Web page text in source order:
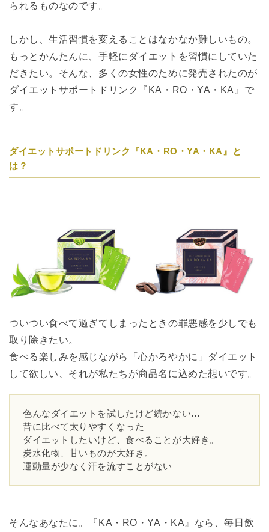
られるものなのです。
しかし、生活習慣を変えることはなかなか難しいもの。
もっとかんたんに、手軽にダイエットを習慣にしていた
だきたい。そんな、多くの女性のために発売されたのが
ダイエットサポートドリンク『KA・RO・YA・KA』で
す。
ダイエットサポートドリンク『KA・RO・YA・KA』と
は？
ついつい食べて過ぎてしまったときの罪悪感を少しでも
取り除きたい。
食べる楽しみを感じながら「心かろやかに」ダイエット
して欲しい、それが私たちが商品名に込めた想いです。
色んなダイエットを試したけど続かない…
昔に比べて太りやすくなった
ダイエットしたいけど、食べることが大好き。
炭水化物、甘いものが大好き。
運動量が少なく汗を流すことがない
そんなあなたに。『KA・RO・YA・KA』なら、毎日飲